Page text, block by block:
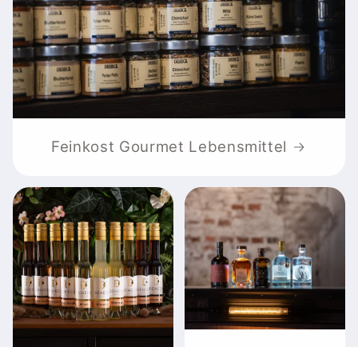
Feinkost Gourmet Lebensmittel